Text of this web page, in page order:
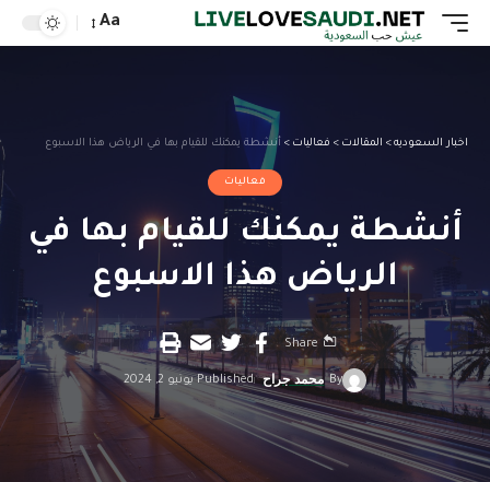
Aa
اخبار السعوديه> المقالات > فعاليات > أنشطة يمكنك للقيام بها في الرياض هذا الاسبوع
فعاليات
أنشطة يمكنك للقيام بها في
الرياض هذا الاسبوع
By محمد جراح Published يونيو 2, 2024
Share